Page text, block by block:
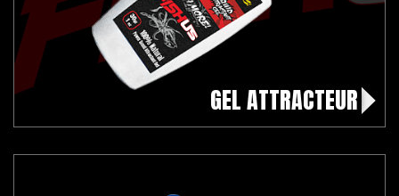
GEL ATTRACTEUR